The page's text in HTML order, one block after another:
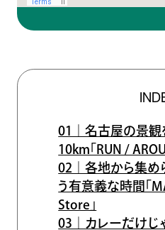
01｜名古屋の景観
10km「RUN /
02｜各地から集め
う有意義な時間「
Store」
03｜カレーだけじ